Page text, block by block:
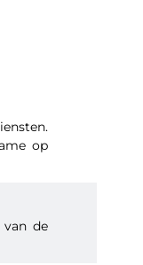
op
van de